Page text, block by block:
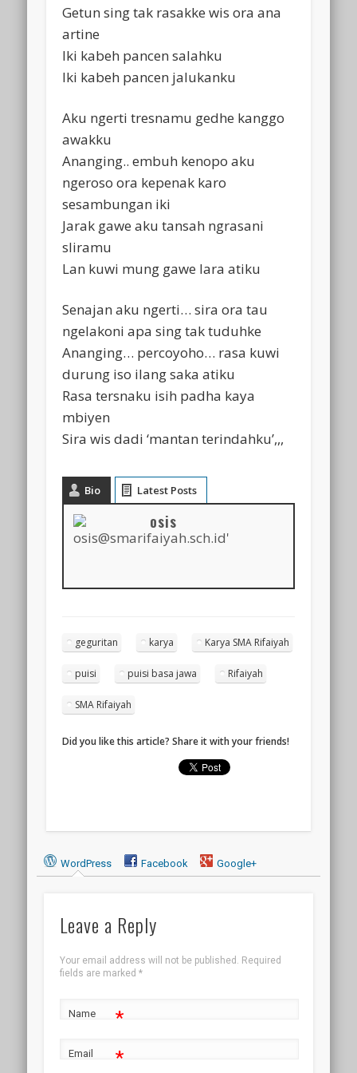
Getun sing tak rasakke wis ora ana
artine
Iki kabeh pancen salahku
Iki kabeh pancen jalukanku
Aku ngerti tresnamu gedhe kanggo
awakku
Ananging.. embuh kenopo aku
ngeroso ora kepenak karo
sesambungan iki
Jarak gawe aku tansah ngrasani
sliramu
Lan kuwi mung gawe lara atiku
Senajan aku ngerti… sira ora tau
ngelakoni apa sing tak tuduhke
Ananging… percoyoho… rasa kuwi
durung iso ilang saka atiku
Rasa tersnaku isih padha kaya
mbiyen
Sira wis dadi ‘mantan terindahku’,,,
Bio Latest Posts
osis
geguritan karya Karya SMA Rifaiyah
puisi puisi basa jawa Rifaiyah
SMA Rifaiyah
Did you like this article? Share it with your friends!
WordPress Facebook Google+
Leave a Reply
Your email address will not be published. Required
fields are marked *
Name *
Email *